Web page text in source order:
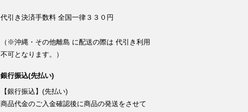
代引き決済手数料 全国一律３３０円
（※沖縄・その他離島 に配送の際は 代引き利用
不可となります。）
銀行振込(先払い)
【銀行振込】(先払い)
商品代金のご入金確認後に商品の発送をさせて